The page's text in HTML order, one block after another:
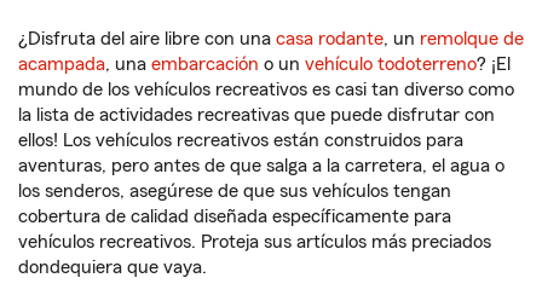
¿Disfruta del aire libre con una casa rodante, un remolque de
acampada, una embarcación o un vehículo todoterreno? ¡El
mundo de los vehículos recreativos es casi tan diverso como
la lista de actividades recreativas que puede disfrutar con
ellos! Los vehículos recreativos están construidos para
aventuras, pero antes de que salga a la carretera, el agua o
los senderos, asegúrese de que sus vehículos tengan
cobertura de calidad diseñada específicamente para
vehículos recreativos. Proteja sus artículos más preciados
dondequiera que vaya.